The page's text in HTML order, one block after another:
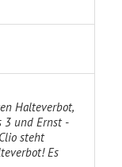
Halteverbot,
3 und Ernst -
steht
Es